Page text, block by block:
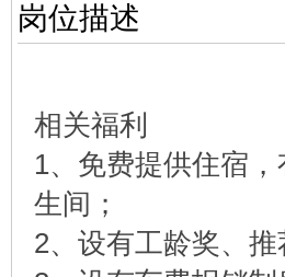
岗位描述
相关福利
1、免费提供住宿
生间；
2、设有工龄奖、